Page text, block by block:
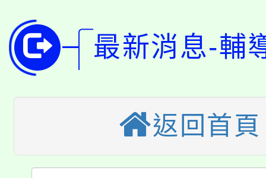
《TA101》溝通分析基
心理、諮商輔導、社會
轉知苗栗縣政府辦理
縣市「校園短影音徵
門員」簡章及活動海報
踴躍報名參加。
桃園市115學年度學生
「桃園市補助參觀特色
展演活動實施計畫」
115年度「教育部表揚
義教育推展貢獻獎」
「2026 ART TAIPEI臺
最新消息-輔
返回首頁